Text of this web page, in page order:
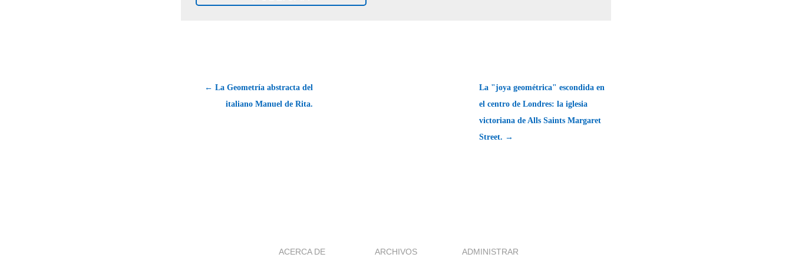
← La Geometría abstracta del
italiano Manuel de Rita.
La "joya geométrica" escondida en
el centro de Londres: la iglesia
victoriana de Alls Saints Margaret
Street. →
ACERCA DE ARCHIVOS ADMINISTRAR